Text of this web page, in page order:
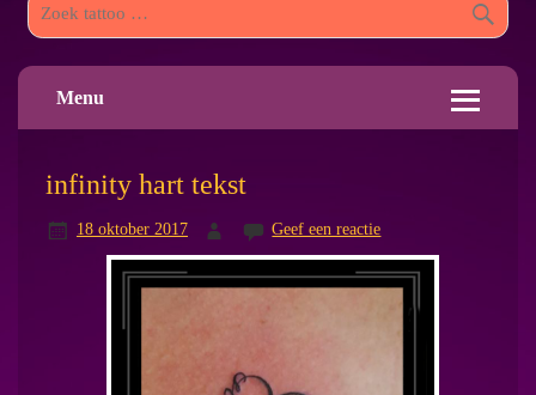
Menu
infinity hart tekst
18 oktober 2017 Geef een reactie